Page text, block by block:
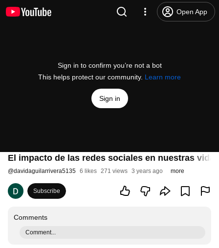
Open App
Sign in to confirm you’re not a bot
This helps protect our community. Learn more
Sign in
El impacto de las redes sociales en nuestras vidas
@davidaguilarrivera5135 6 likes 271 views 3 years ago more
Subscribe
Comments
Comment...